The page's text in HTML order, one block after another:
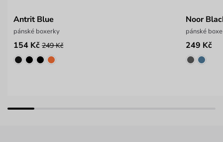
Antrit Blue
pánské boxerky
154 Kč 249 Kč
Noor
pánské
249 Kč